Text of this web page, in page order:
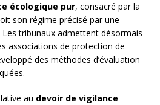
écologique pur, consacré par la
son régime précisé par une
tribunaux admettent désormais
associations de protection de
des méthodes d’évaluation
au devoir de vigilance